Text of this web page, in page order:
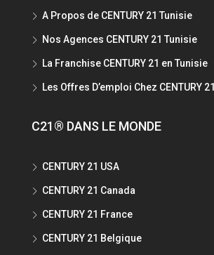
A Propos de CENTURY 21 Tunisie
Nos Agences CENTURY 21 Tunisie
La Franchise CENTURY 21 en Tunisie
Les Offres D’emploi Chez CENTURY 21
C21® DANS LE MONDE
CENTURY 21 USA
CENTURY 21 Canada
CENTURY 21 France
CENTURY 21 Belgique